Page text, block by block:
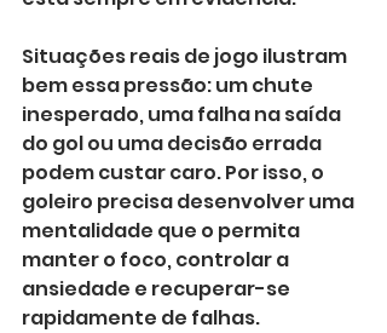
Situações reais de jogo ilustram
bem essa pressão: um chute
inesperado, uma falha na saída
do gol ou uma decisão errada
podem custar caro. Por isso, o
goleiro precisa desenvolver uma
mentalidade que o permita
manter o foco, controlar a
ansiedade e recuperar-se
rapidamente de falhas.